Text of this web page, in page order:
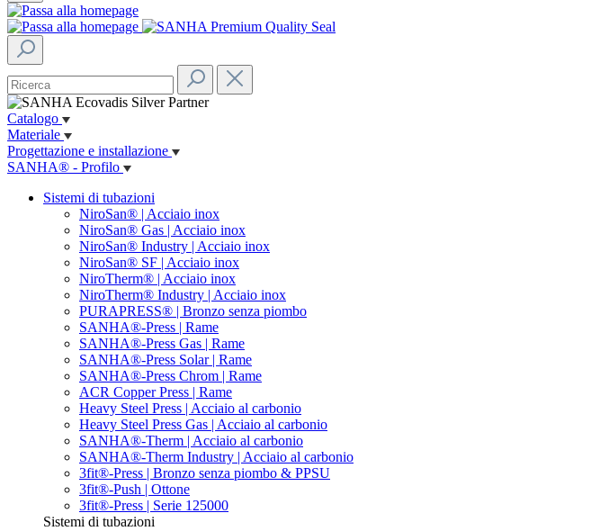
Catalogo
Materiale
Progettazione e installazione
SANHA® - Profilo
Sistemi di tubazioni
NiroSan® | Acciaio inox
NiroSan® Gas | Acciaio inox
NiroSan® Industry | Acciaio inox
NiroSan® SF | Acciaio inox
NiroTherm® | Acciaio inox
NiroTherm® Industry | Acciaio inox
PURAPRESS® | Bronzo senza piombo
SANHA®-Press | Rame
SANHA®-Press Gas | Rame
SANHA®-Press Solar | Rame
SANHA®-Press Chrom | Rame
ACR Copper Press | Rame
Heavy Steel Press | Acciaio al carbonio
Heavy Steel Press Gas | Acciaio al carbonio
SANHA®-Therm | Acciaio al carbonio
SANHA®-Therm Industry | Acciaio al carbonio
3fit®-Press | Bronzo senza piombo & PPSU
3fit®-Push | Ottone
3fit®-Press | Serie 125000
Sistemi di tubazioni